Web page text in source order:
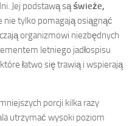
Jej podstawą sąświeże,
nie tylko pomagają osiągnąć
organizmowi niezbędnych
letniego jadłospisu
łatwo się trawią i wspierają
porcji kilka razy
utrzymać wysoki poziom